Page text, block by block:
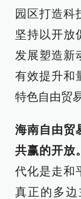
园区打造科
坚持以开放
发展塑造新
有效提升和
特色自由贸
海南自由贸
共赢的开放。
代化是走和
真正的多